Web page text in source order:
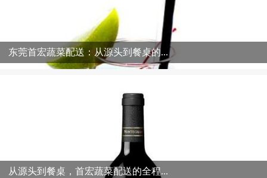
东莞首宏蔬菜配送：从源头到餐桌的...
从源头到餐桌，首宏蔬菜配送的全程...